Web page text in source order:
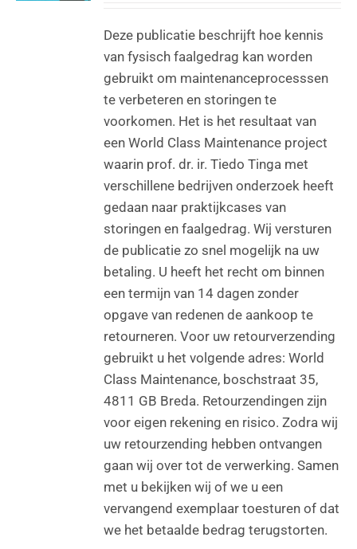
Deze publicatie beschrijft hoe kennis
van fysisch faalgedrag kan worden
gebruikt om maintenanceprocesssen
te verbeteren en storingen te
voorkomen. Het is het resultaat van
een World Class Maintenance project
waarin prof. dr. ir. Tiedo Tinga met
verschillene bedrijven onderzoek heeft
gedaan naar praktijkcases van
storingen en faalgedrag. Wij versturen
de publicatie zo snel mogelijk na uw
betaling. U heeft het recht om binnen
een termijn van 14 dagen zonder
opgave van redenen de aankoop te
retourneren. Voor uw retourverzending
gebruikt u het volgende adres: World
Class Maintenance, boschstraat 35,
4811 GB Breda. Retourzendingen zijn
voor eigen rekening en risico. Zodra wij
uw retourzending hebben ontvangen
gaan wij over tot de verwerking. Samen
met u bekijken wij of we u een
vervangend exemplaar toesturen of dat
we het betaalde bedrag terugstorten.